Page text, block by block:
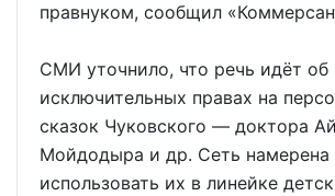
правнуком, сообщил
СМИ уточнило, что речь идёт об
исключительных правах на
сказок Чуковского — доктора
Мойдодыра и др. Сеть намерена
использовать их в линейке